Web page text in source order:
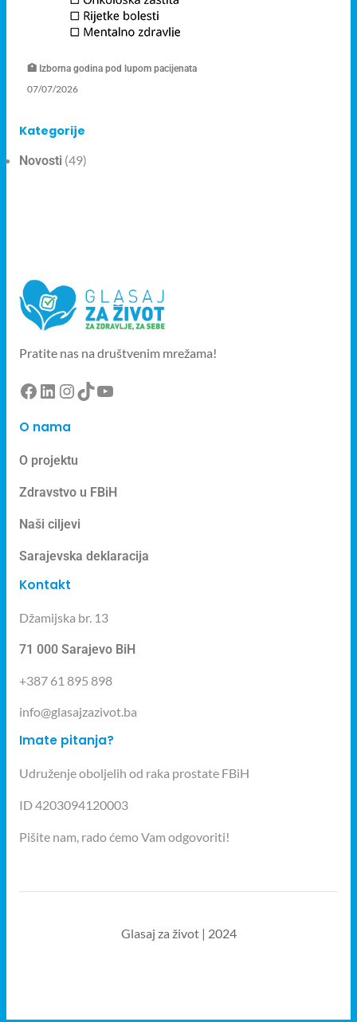
🏥 Izborna godina pod lupom pacijenata
07/07/2026
Kategorije
Novosti (49)
Pratite nas na društvenim mrežama!
O nama
O projektu
Zdravstvo u FBiH
Naši ciljevi
Sarajevska deklaracija
Kontakt
Džamijska br. 13
71 000 Sarajevo BiH
+387 61 895 898
info@glasajzazivot.ba
Imate pitanja?
Udruženje oboljelih od raka prostate FBiH
ID 4203094120003
Pišite nam, rado ćemo Vam odgovoriti!
Glasaj za život | 2024